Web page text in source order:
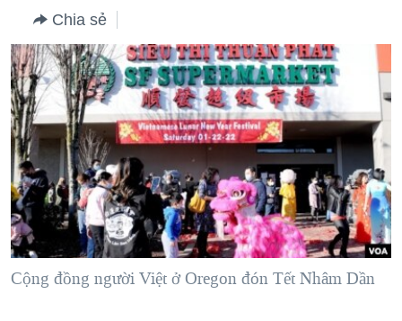
hướng
chính
Đi
tới
"Tìm"
MỤC
TỰ DO BÁO CHÍ
VẠCH TRẦN TIN GIẢ
NGƯỜI VIỆT HẢI NGOẠI
ĐỜI SỐNG
KINH TẾ
KHOA HỌC
SỨC KHOẺ
VĂN HOÁ
CHUYÊN ĐỀ
CHIẾN TRANH THƯƠNG MẠI CỦA MỸ: QUÁ KHỨ VÀ HIỆN
TẠI
HÀNH TRÌNH BẦU CỬ 2024
MỘT NĂM CHIẾN TRANH TẠI DẢI GAZA
GIẢI MÃ VÀNH ĐAI & CON ĐƯỜNG
NGÀY TỊ NẠN THẾ GIỚI
HỌC TIẾNG ANH
VIDEO
NGHE
MẠNG XÃ HỘI
Ngôn ngữ khác
Chia sẻ
Cộng đồng người Việt ở Oregon đón Tết Nhâm Dần